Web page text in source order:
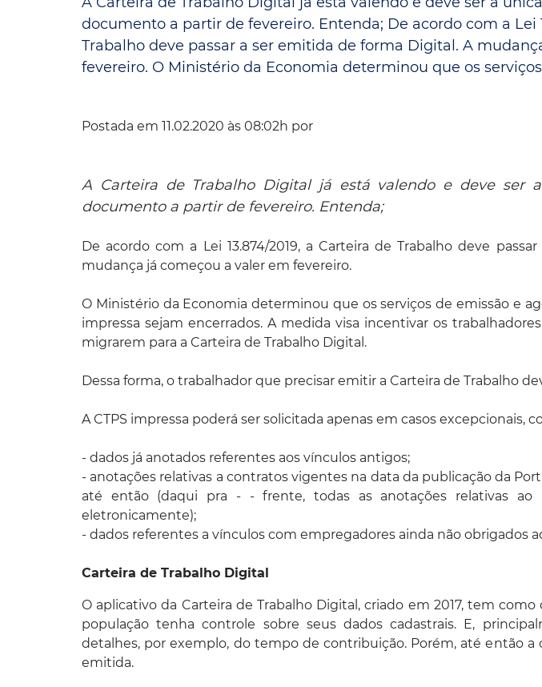
Convênio Parque das Águas
Convênio Mix da Saúde
Proteção ao Crédito
Vante CRM
documento a partir de fevereiro. Entenda; De acordo com a Lei
Trabalho deve passar a ser emitida de forma Digital. A
fevereiro. O Ministério da Economia determinou que os
Postada em 11.02.2020 às 08:02h por
A Carteira de Trabalho Digital já está valendo e deve ser
documento a partir de fevereiro. Entenda;
De acordo com a Lei 13.874/2019, a Carteira de Trabalho deve
mudança já começou a valer em fevereiro.
O Ministério da Economia determinou que os serviços de emissão e
impressa sejam encerrados. A medida visa incentivar os
migrarem para a Carteira de Trabalho Digital.
Dessa forma, o trabalhador que precisar emitir a Carteira de Trabalho
A CTPS impressa poderá ser solicitada apenas em casos excepcionais,
- dados já anotados referentes aos vínculos antigos;
- anotações relativas a contratos vigentes na data da publicação da
até então (daqui pra - - frente, todas as anotações relativas ao
eletronicamente);
- dados referentes a vínculos com empregadores ainda não obrigados
Carteira de Trabalho Digital
O aplicativo da Carteira de Trabalho Digital, criado em 2017, tem
população tenha controle sobre seus dados cadastrais. E,
detalhes, por exemplo, do tempo de contribuição. Porém, até então a
emitida.